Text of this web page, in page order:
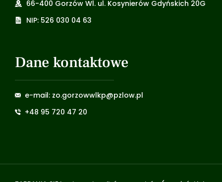
66-400 Gorzów Wl. ul. Kosynierów Gdyńskich 20G
NIP: 526 030 04 63
Dane kontaktowe
e-mail: zo.gorzowwlkp@pzlow.pl
+48 95 720 47 20